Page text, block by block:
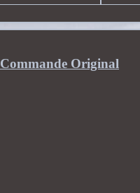
Original